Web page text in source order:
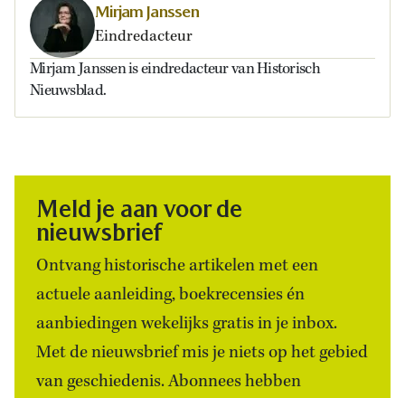
Mirjam Janssen
Eindredacteur
Mirjam Janssen is eindredacteur van Historisch
Nieuwsblad.
Meld je aan voor de
nieuwsbrief
Ontvang historische artikelen met een
actuele aanleiding, boekrecensies én
aanbiedingen wekelijks gratis in je inbox.
Met de nieuwsbrief mis je niets op het gebied
van geschiedenis. Abonnees hebben